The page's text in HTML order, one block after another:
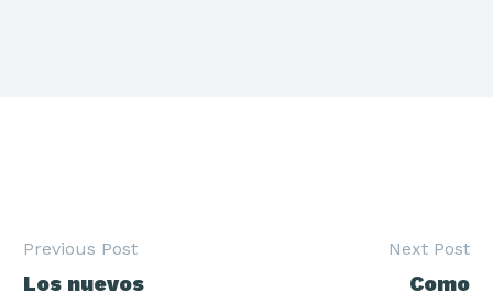
de
Previous Post
Los nuevos
Next Post
Como